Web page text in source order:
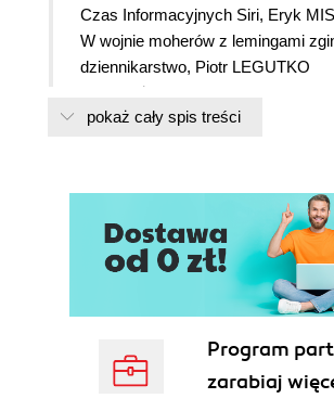
Czas Informacyjnych Siri, Eryk
W wojnie moherów z lemingami
dziennikarstwo, Piotr LEGUTKO
Media już nie są czwartą władzą,
Obiektywne dziennikarstwo to mit,
Michał KOBOSKO
Ile warte są informacje prasowe,
Gdy gazety chronią się za
na ich miejsce, Howard OWENS
TVP: Dla kogo? Dlaczego?,
Gazeta papierowa  marzenie
NOWACKI
pokaż cały spis treści
Program
zarabiaj